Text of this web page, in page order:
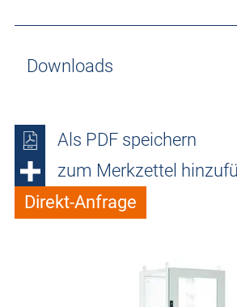
Downloads
Als PDF speichern
zum Merkzettel
Direkt-Anfrage